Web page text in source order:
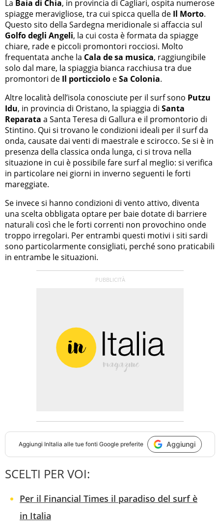
La Baia di Chia, in provincia di Cagliari, ospita numerose
spiagge meravigliose, tra cui spicca quella de Il Morto.
Questo sito della Sardegna meridionale si affaccia sul
Golfo degli Angeli, la cui costa è formata da spiagge
chiare, rade e piccoli promontori rocciosi. Molto
frequentata anche la Cala de sa musica, raggiungibile
solo dal mare, la spiaggia bianca racchiusa tra due
promontori de Il porticciolo eSa Colonia.
Altre località dell’isola conosciute per il surf sono Putzu
Idu, in provincia di Oristano, la spiaggia di Santa
Reparata a Santa Teresa di Gallura e il promontorio di
Stintino. Qui si trovano le condizioni ideali per il surf da
onda, causate dai venti di maestrale e scirocco. Se si è in
presenza della classica onda lunga, ci si trova nella
situazione in cui è possibile fare surf al meglio: si verifica
in particolare nei giorni in inverno seguenti le forti
mareggiate.
Se invece si hanno condizioni di vento attivo, diventa
una scelta obbligata optare per baie dotate di barriere
naturali così che le forti correnti non provochino onde
troppo irregolari. Per entrambi questi motivi i siti sardi
sono particolarmente consigliati, perché sono praticabili
in entrambe le situazioni.
Aggiungi InItalia alle tue fonti Google preferite Aggiungi
SCELTI PER VOI:
Per il Financial Times il paradiso del surf è
in Italia